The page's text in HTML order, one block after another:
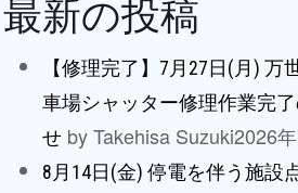
最新の投稿
【修理完了】7月27日(月) 万
車場シャッター修理作業完
せ by Takehisa Suzuki2026
8月14日(金) 停電を伴う施設